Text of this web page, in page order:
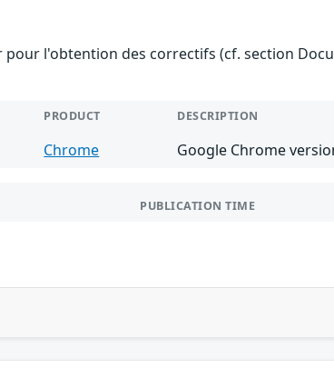
l'obtention des correctifs (cf. section
PRODUCT DESCRIPTION
Chrome Google Chrome
PUBLICATION TIME